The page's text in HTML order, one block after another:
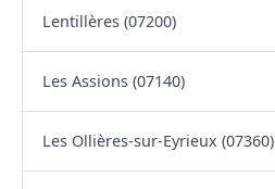
Lentillères (07200)
Les Assions (07140)
Les Ollières-sur-Eyrieux (07360)